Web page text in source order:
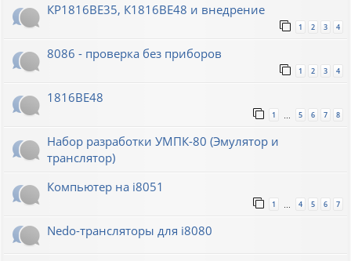
КР1816ВЕ35, К1816ВЕ48 и внедрение
1 2 3 4
8086 - проверка без приборов
1 2 3 4
1816ВЕ48
1 5 6 7 8
Набор разработки УМПК-80 (Эмулятор и
транслятор)
Компьютер на i8051
1 … 4 5 6 7
Nedo-трансляторы для i8080